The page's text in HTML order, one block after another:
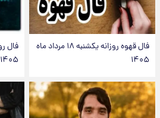
فال قهوه روزانه یکشنبه ۱۸ مرداد ماه
۱۴۰۵
۱۴۰۵